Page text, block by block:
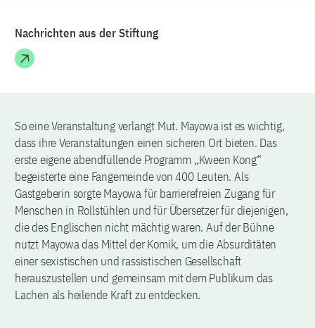
Nachrichten aus der Stiftung
So eine Veranstaltung verlangt Mut. Mayowa ist es wichtig,
dass ihre Veranstaltungen einen sicheren Ort bieten. Das
erste eigene abendfüllende Programm „Kween Kong“
begeisterte eine Fangemeinde von 400 Leuten. Als
Gastgeberin sorgte Mayowa für barrierefreien Zugang für
Menschen in Rollstühlen und für Übersetzer für diejenigen,
die des Englischen nicht mächtig waren. Auf der Bühne
nutzt Mayowa das Mittel der Komik, um die Absurditäten
einer sexistischen und rassistischen Gesellschaft
herauszustellen und gemeinsam mit dem Publikum das
Lachen als heilende Kraft zu entdecken.